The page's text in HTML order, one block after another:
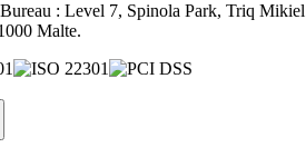
: Level 7, Spinola Park, Triq Mikiel
Malte.